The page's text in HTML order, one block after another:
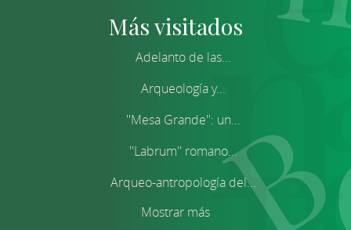
Más visitados
Adelanto de las...
Arqueología y...
''Mesa Grande'': un...
''Labrum'' romano...
Arqueo-antropología del...
Mostrar más